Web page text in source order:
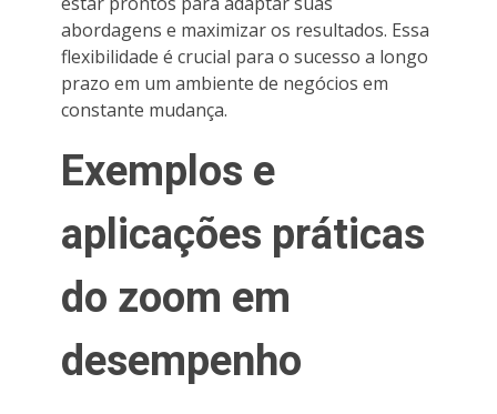
abordagens e maximizar os resultados. Essa
flexibilidade é crucial para o sucesso a longo
prazo em um ambiente de negócios em
constante mudança.
Exemplos e
aplicações práticas
do zoom em
desempenho